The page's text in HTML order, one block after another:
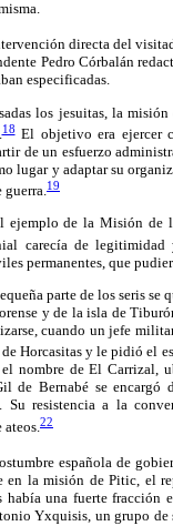
directa del
Pedro Córbalán
especificadas.
los jesuitas, la misión
18El objetivo era ejercer
de un esfuerzo
lugar y adaptar su
guerra.19
ejemplo de la Misión de
carecía de
permanentes, que
parte de los seris se
y de la isla de
cuando un jefe
Horcasitas y le pidió el
nombre de El Carrizal,
de Bernabé se encargó
Su resistencia a la
22
española de
en la misión de Pitic, el
había una fuerte fracción
Yxquisis, un grupo